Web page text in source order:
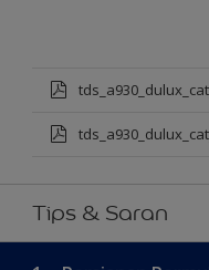
Tips & Saran